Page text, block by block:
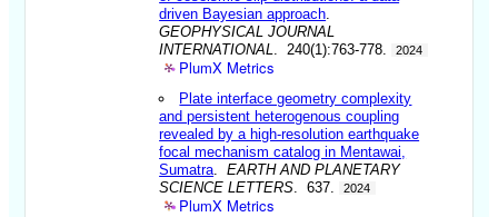
driven Bayesian approach
GEOPHYSICAL JOURNAL
INTERNATIONAL
. 240(1):763-778. 2024
PlumX Metrics
Plate interface geometry complexity
and persistent heterogenous coupling
revealed by a high-resolution earthquake
focal mechanism catalog in Mentawai,
Sumatra .EARTH AND PLANETARY
SCIENCE LETTERS . 637. 2024
PlumX Metrics